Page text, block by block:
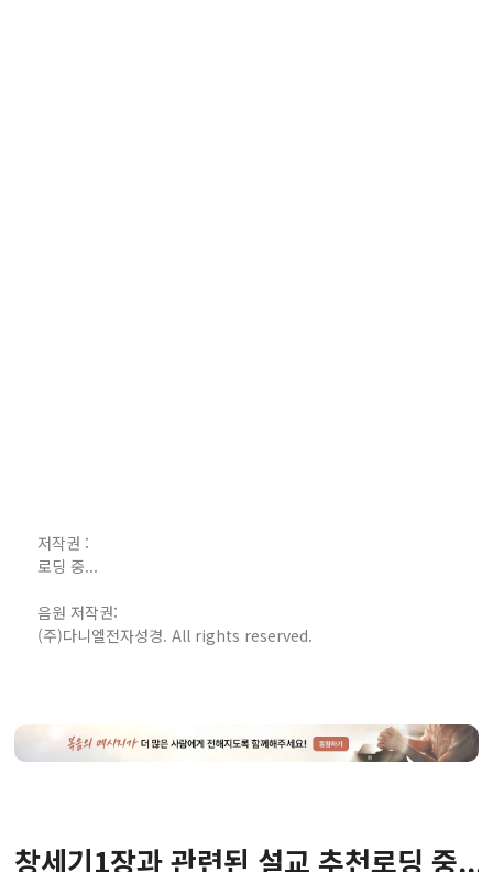
저작권 :
로딩 중...
음원 저작권:
(주)다니엘전자성경. All rights reserved.
창세기1장과 관련된 설교 추천로딩 중...